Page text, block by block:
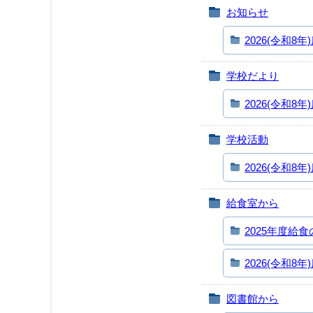
お知らせ
2026(令和8年
学校だより
2026(令和8年
学校活動
2026(令和8年
給食室から
2025年度給食
2026(令和8年
図書館から